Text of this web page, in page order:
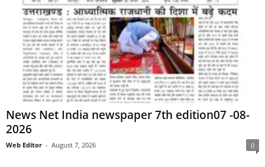
News Net India newspaper 7th edition07 -08-
2026
Web Editor - August 7, 2026 0